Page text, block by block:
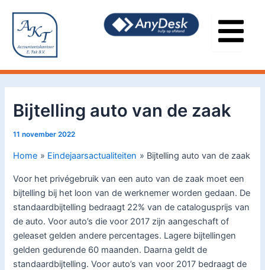
inhoud
Bijtelling auto van de zaak
11 november 2022
Home Eindejaarsactualiteiten Bijtelling auto van de zaak
Voor het privégebruik van een auto van de zaak moet een
bijtelling bij het loon van de werknemer worden gedaan. De
standaardbijtelling bedraagt 22% van de catalogusprijs van
de auto. Voor auto’s die voor 2017 zijn aangeschaft of
geleaset gelden andere percentages. Lagere bijtellingen
gelden gedurende 60 maanden. Daarna geldt de
standaardbijtelling. Voor auto’s van voor 2017 bedraagt de
navigatie